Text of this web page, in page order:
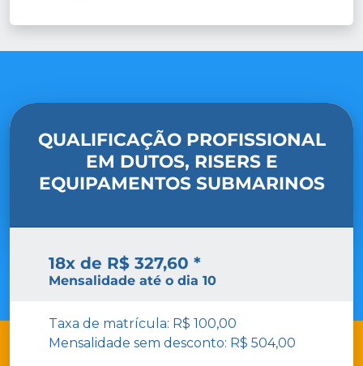
QUALIFICAÇÃO PROFISSIONAL
EM DUTOS, RISERS E
EQUIPAMENTOS SUBMARINOS
18x de R$ 327,60 *
Mensalidade até o dia 10
Taxa de matrícula: R$ 100,00
Mensalidade sem desconto: R$ 504,00